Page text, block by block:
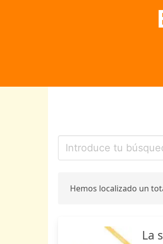
Hemos localizado un
La